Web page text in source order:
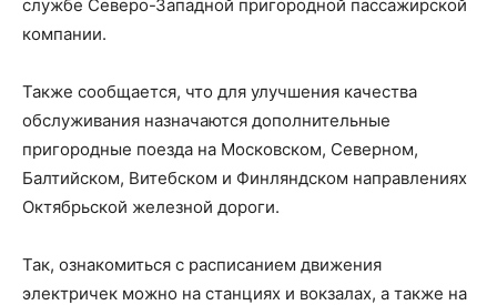
службе Северо-Западной пригородной пассажирской
компании.
Также сообщается, что для улучшения качества
обслуживания назначаются дополнительные
пригородные поезда на Московском, Северном,
Балтийском, Витебском и Финляндском направлениях
Октябрьской железной дороги.
Так, ознакомиться с расписанием движения
электричек можно на станциях и вокзалах, а также на